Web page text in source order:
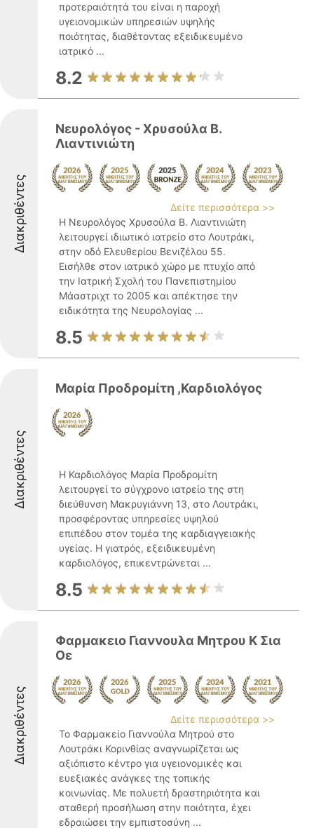
προτεραιότητά του είναι η παροχή
υγειονομικών υπηρεσιών υψηλής
ποιότητας, διαθέτοντας εξειδικευμένο
ιατρικό ...
8.2
Διακριθέντες
Νευρολόγος - Χρυσούλα Β.
Λιαντινιώτη
Δείτε περισσότερα >>
Η Νευρολόγος Χρυσούλα Β. Λιαντινιώτη
λειτουργεί ιδιωτικό ιατρείο στο Λουτράκι,
στην οδό Ελευθερίου Βενιζέλου 55.
Εισήλθε στον ιατρικό χώρο με πτυχίο από
την Ιατρική Σχολή του Πανεπιστημίου
Μάαστριχτ το 2005 και απέκτησε την
ειδικότητα της Νευρολογίας ...
8.5
Διακριθέντες
Μαρία Προδρομίτη ,Καρδιολόγος
Η Καρδιολόγος Μαρία Προδρομίτη
λειτουργεί το σύγχρονο ιατρείο της στη
διεύθυνση Μακρυγιάννη 13, στο Λουτράκι,
προσφέροντας υπηρεσίες υψηλού
επιπέδου στον τομέα της καρδιαγγειακής
υγείας. Η γιατρός, εξειδικευμένη
καρδιολόγος, επικεντρώνεται ...
8.5
Διακριθέντες
Φαρμακειο Γιαννουλα Μητρου Κ Σια
Οε
Δείτε περισσότερα >>
Το Φαρμακείο Γιαννούλα Μητρού στο
Λουτράκι Κορινθίας αναγνωρίζεται ως
αξιόπιστο κέντρο για υγειονομικές και
ευεξιακές ανάγκες της τοπικής
κοινωνίας. Με πολυετή δραστηριότητα και
σταθερή προσήλωση στην ποιότητα, έχει
εδραιώσει την εμπιστοσύνη ...